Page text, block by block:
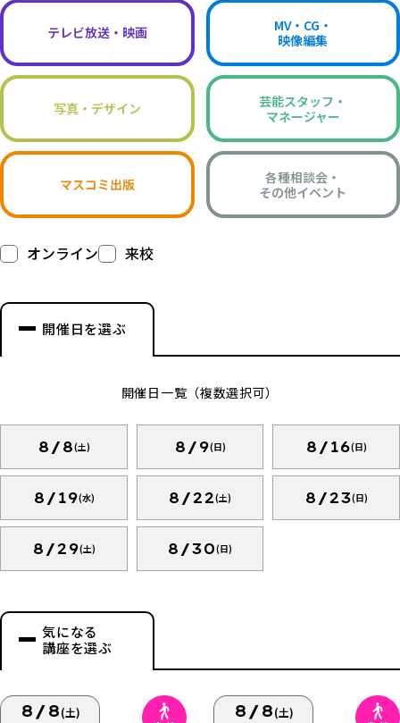
テレビ放送・映画
MV・CG・
映像編集
写真・デザイン
芸能スタッフ・
マネージャー
マスコミ出版
各種相談会・
その他イベント
オンライン 来校
開催日を選ぶ
開催日一覧（複数選択可）
8/8(土) 8/9(日) 8/16(日)
8/19(水) 8/22(土) 8/23(日)
8/29(土) 8/30(日)
気になる
講座を選ぶ
8/8(土) 8/8(土)